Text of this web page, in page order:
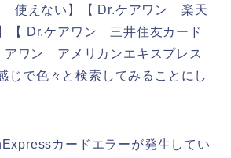
使えない】【 Dr.ケアワン 楽天
【 Dr.ケアワン 三井住友カード
アワン アメリカンエキスプレス
じで色々と検索してみることにし
カードエラーが発生してい